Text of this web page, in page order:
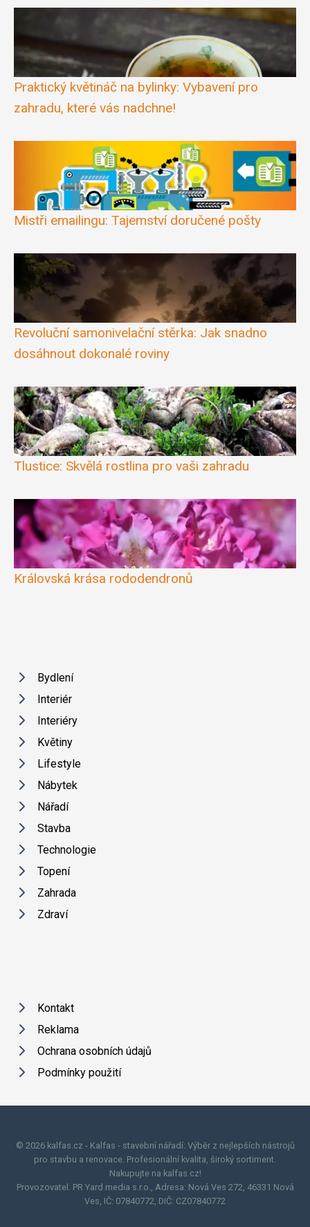
Praktický květináč na bylinky: Vybavení pro
zahradu, které vás nadchne!
Mistři emailingu: Tajemství doručené pošty
Revoluční samonivelační stěrka: Jak snadno
dosáhnout dokonalé roviny
Tlustice: Skvělá rostlina pro vaši zahradu
Královská krása rododendronů
Bydlení
Interiér
Interiéry
Květiny
Lifestyle
Nábytek
Nářadí
Stavba
Technologie
Topení
Zahrada
Zdraví
Kontakt
Reklama
Ochrana osobních údajů
Podmínky použití
© 2026 kalfas.cz - Kalfas - stavební nářadí: Výběr z nejlepších nástrojů
pro stavbu a renovace. Profesionální kvalita, široký sortiment.
Nakupujte na kalfas.cz!
Provozovatel: PR Yard media s.r.o., Adresa: Nová Ves 272, 46331 Nová
Ves, IČ: 07840772, DIČ: CZ07840772